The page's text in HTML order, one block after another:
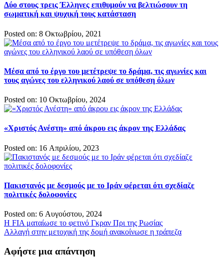
Δύο στους τρεις Έλληνες επιθυμούν να βελτιώσουν τη
σωματική και ψυχική τους κατάσταση
Posted on: 8 Οκτωβρίου, 2021
Μέσα από το έργο του μετέτρεψε το δράμα, τις αγωνίες και
τους αγώνες του ελληνικού λαού σε υπόθεση όλων
Posted on: 10 Οκτωβρίου, 2024
«Χριστός Ανέστη» από άκρου εις άκρον της Ελλάδας
Posted on: 16 Απριλίου, 2023
Πακιστανός με δεσμούς με το Ιράν φέρεται ότι σχεδίαζε
πολιτικές δολοφονίες
Posted on: 6 Αυγούστου, 2024
Πλοήγηση
άρθρων
Η FIA ματαίωσε το φετινό Γκραν Πρι της Ρωσίας
Αλλαγή στην μετοχική της δομή ανακοίνωσε η τράπεζα
Αφήστε μια απάντηση